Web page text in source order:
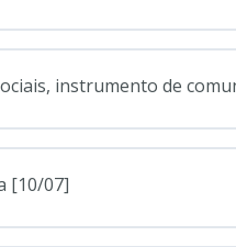
instrumento de
[10/07]